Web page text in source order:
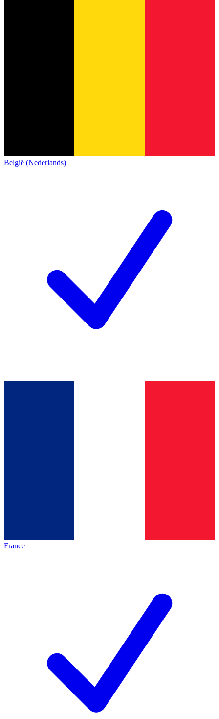
België (Nederlands)
France